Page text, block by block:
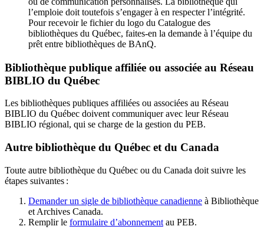
l’emploie doit toutefois s’engager à en respecter l’intégrité.
Pour recevoir le fichier du logo du Catalogue des
bibliothèques du Québec, faites-en la demande à l’équipe du
prêt entre bibliothèques de BAnQ.
Bibliothèque publique affiliée ou associée au Réseau
BIBLIO du Québec
Les bibliothèques publiques affiliées ou associées au Réseau
BIBLIO du Québec doivent communiquer avec leur Réseau
BIBLIO régional, qui se charge de la gestion du PEB.
Autre bibliothèque du Québec et du Canada
Toute autre bibliothèque du Québec ou du Canada doit suivre les
étapes suivantes :
Demander un sigle de bibliothèque canadienne à Bibliothèque
et Archives Canada.
Remplir le formulaire d’abonnement au PEB.